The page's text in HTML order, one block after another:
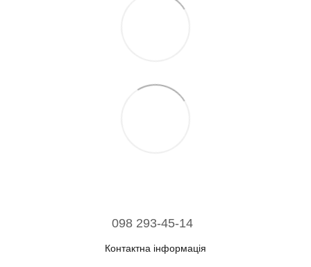
098 293-45-14
Контактна інформація